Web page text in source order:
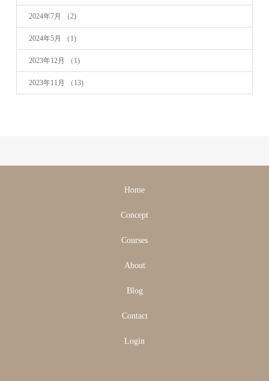
2024年7月 （2)
2024年5月 （1)
2023年12月 （1)
2023年11月 （13)
Home
Concept
Courses
About
Blog
Contact
Login